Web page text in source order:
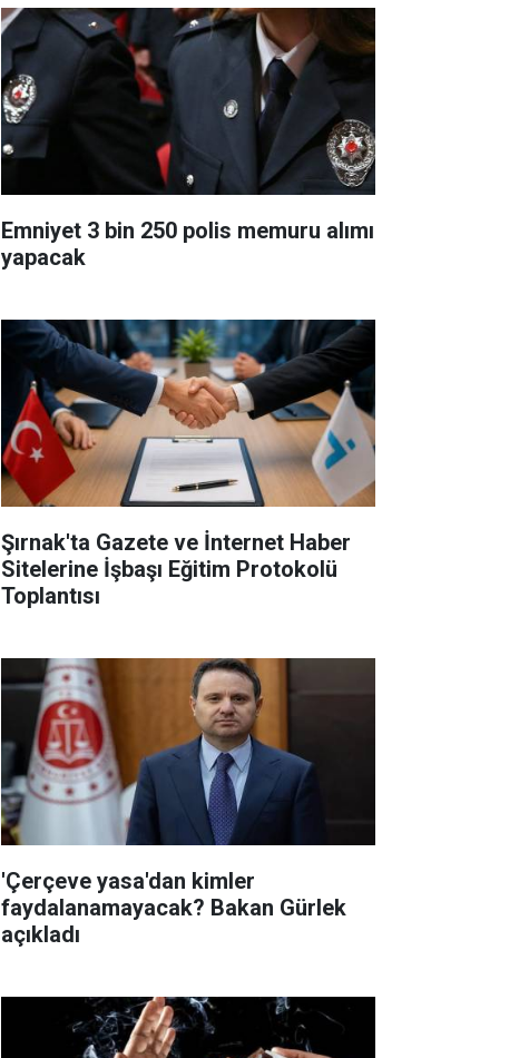
Emniyet 3 bin 250 polis memuru alımı
yapacak
Şırnak'ta Gazete ve İnternet Haber
Sitelerine İşbaşı Eğitim Protokolü
Toplantısı
'Çerçeve yasa'dan kimler
faydalanamayacak? Bakan Gürlek
açıkladı